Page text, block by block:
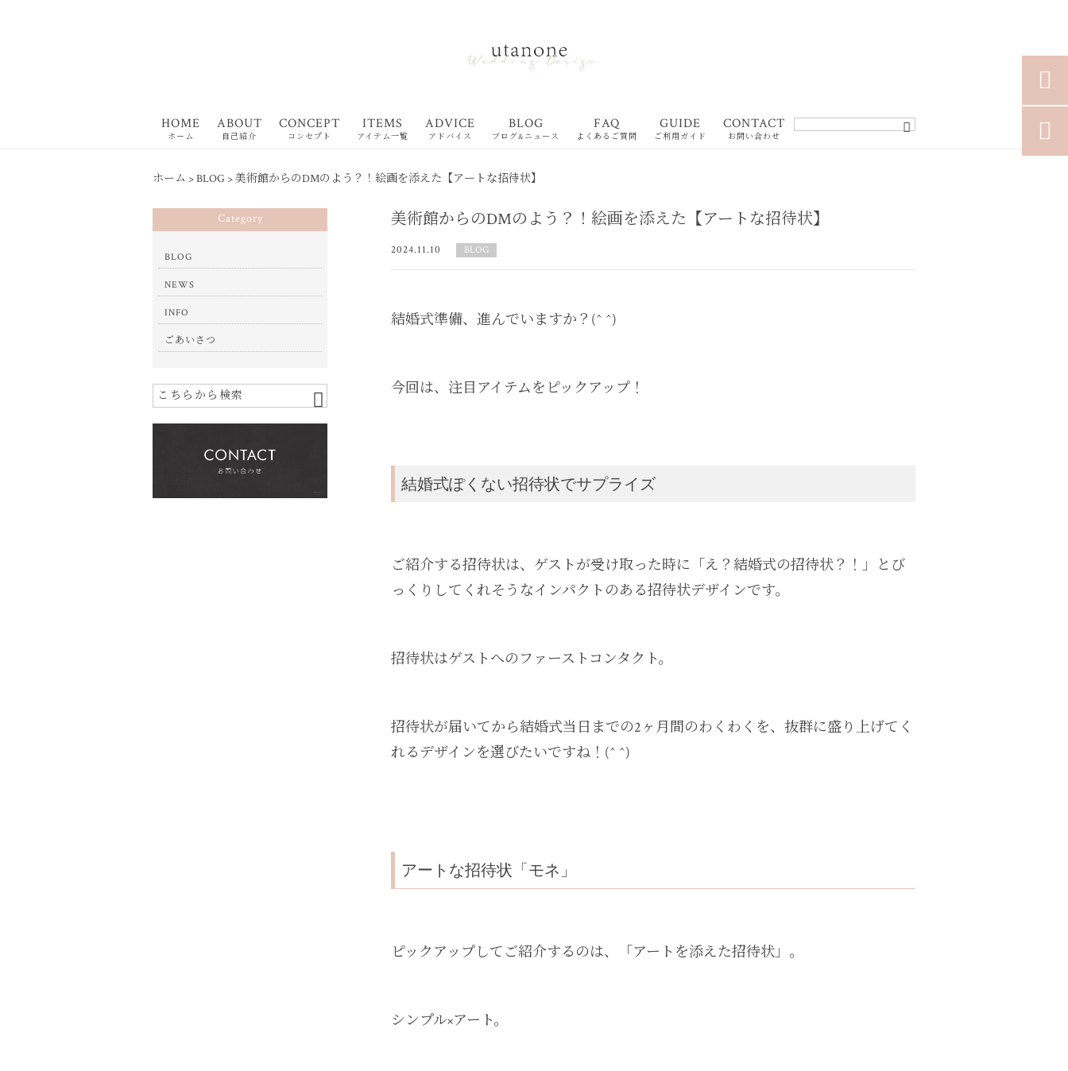
HOME
ホーム
ABOUT
自己紹介
CONCEPT
コンセプト
ITEMS
アイテム一覧
ADVICE
アドバイス
BLOG
ブログ&ニュース
FAQ
よくあるご質問
GUIDE
ご利用ガイド
CONTACT
お問い合わせ
ホーム >BLOG >美術館からのDMのよう？！絵画を添えた【アートな招待状】
美術館からのDMのよう？！絵画を添えた【アートな招待状】
2024.11.10 BLOG
結婚式準備、進んでいますか？(^ ^)
今回は、注目アイテムをピックアップ！
結婚式ぽくない招待状でサプライズ
ご紹介する招待状は、ゲストが受け取った時に「え？結婚式の招待状？！」とび
っくりしてくれそうなインパクトのある招待状デザインです。
招待状はゲストへのファーストコンタクト。
招待状が届いてから結婚式当日までの2ヶ月間のわくわくを、抜群に盛り上げてく
れるデザインを選びたいですね！(^ ^)
アートな招待状「モネ」
ピックアップしてご紹介するのは、「アートを添えた招待状」。
シンプル×アート。
Category
BLOG
NEWS
INFO
ごあいさつ

